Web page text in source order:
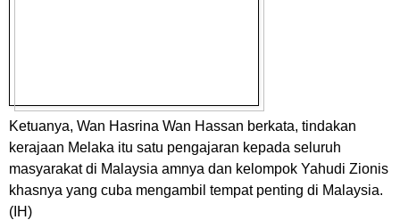
Ketuanya, Wan Hasrina Wan Hassan berkata, tindakan
kerajaan Melaka itu satu pengajaran kepada seluruh
masyarakat di Malaysia amnya dan kelompok Yahudi Zionis
khasnya yang cuba mengambil tempat penting di Malaysia.
(IH)